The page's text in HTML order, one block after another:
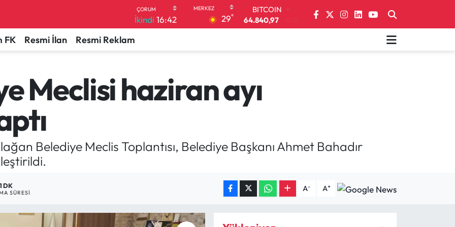
İkindi 16:42 29°
DOLAR
47,7436
6660.55
BİST100
FK Resmi İlan Resmi Reklam
Meclisi haziran ayı
Belediye Meclis Toplantısı, Belediye Başkanı Ahmet Bahadır
1 DK
SÜRESI A- A+